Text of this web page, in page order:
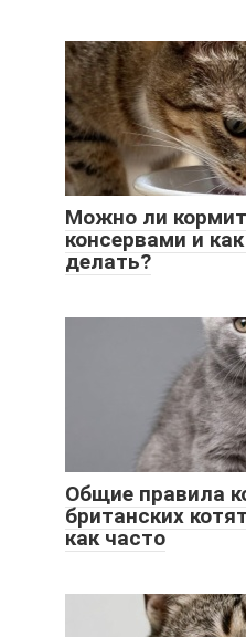
Можно ли
консервами и
делать?
Общие правила
британских
как часто